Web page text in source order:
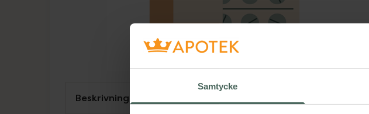
Samtycke
Beskrivning